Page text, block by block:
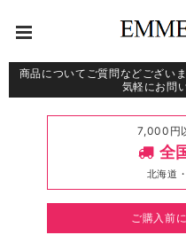
商品についてご質問などござい
気軽にお問
7,000円
全
北海道
ご購入前